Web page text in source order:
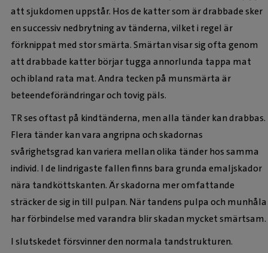
att sjukdomen uppstår. Hos de katter som är drabbade sker
en successiv nedbrytning av tänderna, vilket i regel är
förknippat med stor smärta. Smärtan visar sig ofta genom
att drabbade katter börjar tugga annorlunda tappa mat
och ibland rata mat. Andra tecken på munsmärta är
beteendeförändringar och tovig päls.
TR ses oftast på kindtänderna, men alla tänder kan drabbas.
Flera tänder kan vara angripna och skadornas
svårighetsgrad kan variera mellan olika tänder hos samma
individ. I de lindrigaste fallen finns bara grunda emaljskador
nära tandköttskanten. Är skadorna mer omfattande
sträcker de sig in till pulpan. När tandens pulpa och munhåla
har förbindelse med varandra blir skadan mycket smärtsam.
I slutskedet försvinner den normala tandstrukturen.